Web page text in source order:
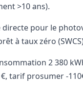
>10 ans).
directe pour le
à taux zéro
2 380
tarif prosumer -